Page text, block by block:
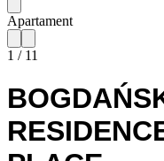
Apartament
1 / 11